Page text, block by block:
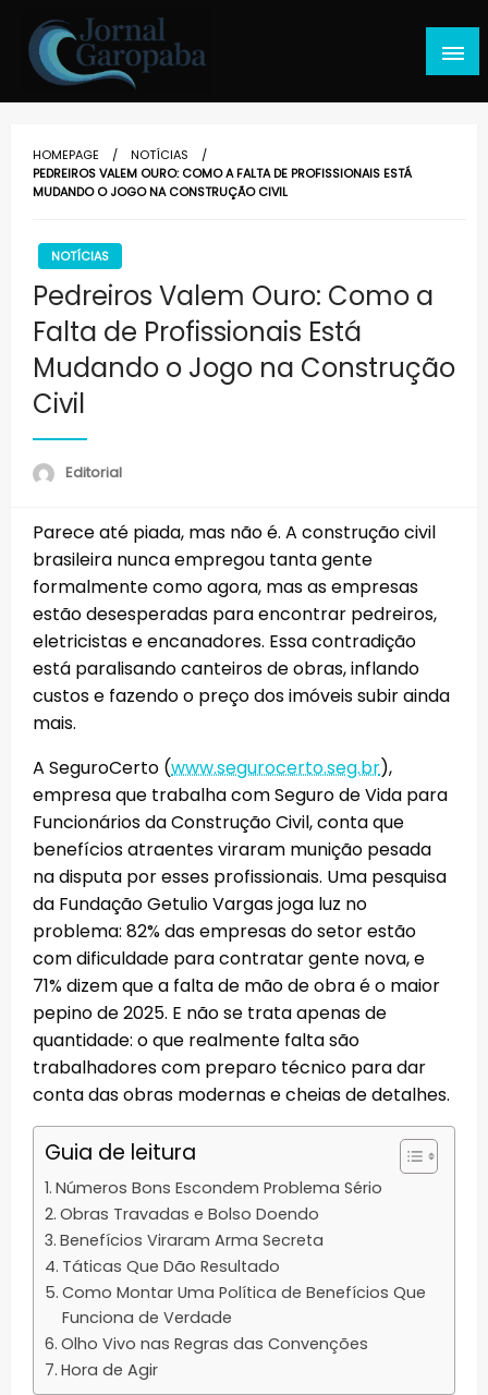
content
Jornal Garopaba
HOMEPAGE
NOTÍCIAS
PEDREIROS VALEM OURO: COMO A FALTA DE PROFISSIONAIS ESTÁ
MUDANDO O JOGO NA CONSTRUÇÃO CIVIL
NOTÍCIAS
Pedreiros Valem Ouro: Como a
Falta de Profissionais Está
Mudando o Jogo na Construção
Civil
Editorial
Parece até piada, mas não é. A construção civil
brasileira nunca empregou tanta gente
formalmente como agora, mas as empresas
estão desesperadas para encontrar pedreiros,
eletricistas e encanadores. Essa contradição
está paralisando canteiros de obras, inflando
custos e fazendo o preço dos imóveis subir ainda
mais.
A SeguroCerto (www.segurocerto.seg.br),
empresa que trabalha com Seguro de Vida para
Funcionários da Construção Civil, conta que
benefícios atraentes viraram munição pesada
na disputa por esses profissionais. Uma pesquisa
da Fundação Getulio Vargas joga luz no
problema: 82% das empresas do setor estão
com dificuldade para contratar gente nova, e
71% dizem que a falta de mão de obra é o maior
pepino de 2025. E não se trata apenas de
quantidade: o que realmente falta são
trabalhadores com preparo técnico para dar
conta das obras modernas e cheias de detalhes.
Guia de leitura
Números Bons Escondem Problema Sério
Obras Travadas e Bolso Doendo
Benefícios Viraram Arma Secreta
Táticas Que Dão Resultado
Como Montar Uma Política de Benefícios Que
Funciona de Verdade
Olho Vivo nas Regras das Convenções
Hora de Agir